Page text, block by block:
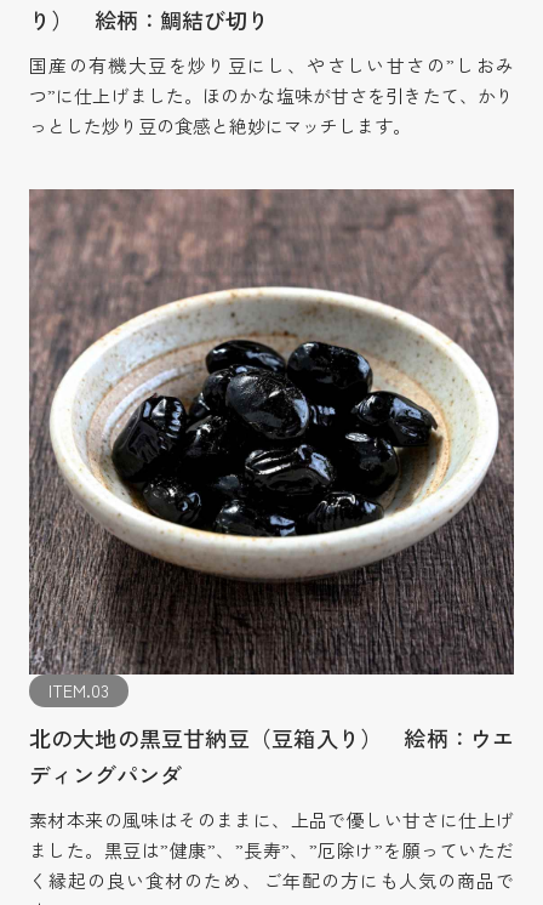
り） 絵柄：鯛結び切り
国産の有機大豆を炒り豆にし、やさしい甘さの”しおみ
つ”に仕上げました。ほのかな塩味が甘さを引きたて、かり
っとした炒り豆の食感と絶妙にマッチします。
ITEM.03
北の大地の黒豆甘納豆（豆箱入り） 絵柄：ウエ
ディングパンダ
素材本来の風味はそのままに、上品で優しい甘さに仕上げ
ました。黒豆は”健康”、”長寿”、”厄除け”を願っていただ
く縁起の良い食材のため、ご年配の方にも人気の商品で